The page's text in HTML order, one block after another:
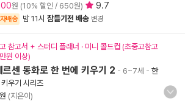
원 (10% 할인 / 650원) 9.7
배송 밤 11시 잠들기전 배송 변경
참고서 + 스터디 플래너 · 미니 콜드컵 (초중고참고
원 이상)
르센 동화로 한 번에 키우기 2 - 6~7세 - 한
키우기 시리즈
(지은이)